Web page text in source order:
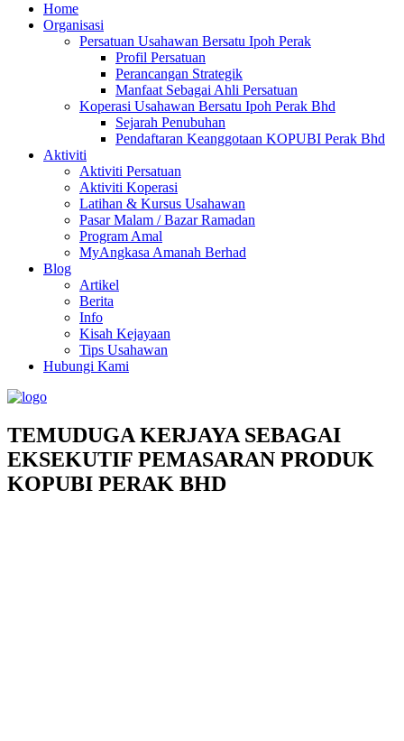
Home
Organisasi
Persatuan Usahawan Bersatu Ipoh Perak
Profil Persatuan
Perancangan Strategik
Manfaat Sebagai Ahli Persatuan
Koperasi Usahawan Bersatu Ipoh Perak Bhd
Sejarah Penubuhan
Pendaftaran Keanggotaan KOPUBI Perak Bhd
Aktiviti
Aktiviti Persatuan
Aktiviti Koperasi
Latihan & Kursus Usahawan
Pasar Malam / Bazar Ramadan
Program Amal
MyAngkasa Amanah Berhad
Blog
Artikel
Berita
Info
Kisah Kejayaan
Tips Usahawan
Hubungi Kami
TEMUDUGA KERJAYA SEBAGAI
EKSEKUTIF PEMASARAN PRODUK
KOPUBI PERAK BHD